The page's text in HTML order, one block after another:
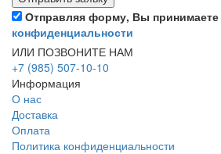
Отправляя форму, Вы принимаете
конфиденциальности
ИЛИ ПОЗВОНИТЕ НАМ
+7 (985) 507-10-10
Информация
О нас
Доставка
Оплата
Политика конфиденциальности